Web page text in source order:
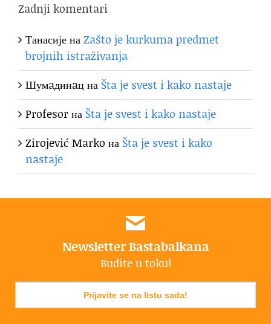
Zadnji komentari
ТанасијенаZašto je kurkuma predmet
brojnih istraživanja
Шумaдинaцна Šta je svest i kako nastaje
Profesorна Šta je svest i kako nastaje
Zirojević Marko на Šta je svest i kako
nastaje
Newsletter Bastabalkana
Budite u toku!
Prijavite se na listu sada!